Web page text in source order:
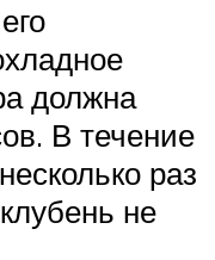
должна
В течение
раз
не